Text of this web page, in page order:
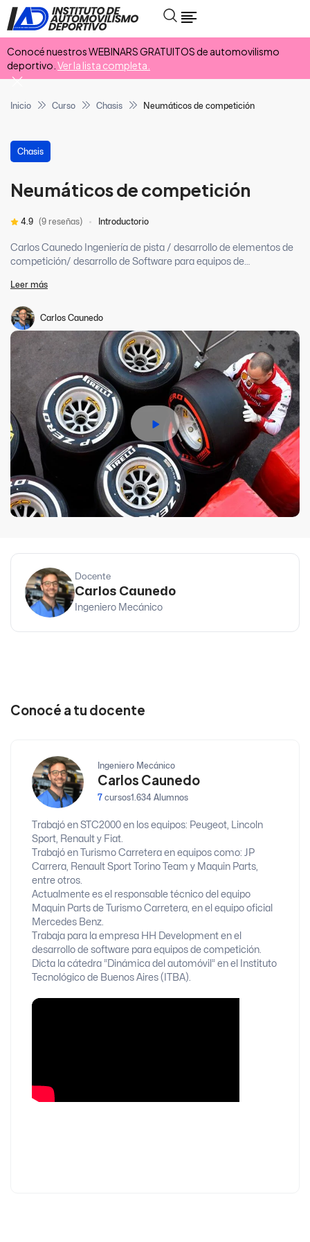
Conocé nuestros WEBINARS GRATUITOS de automovilismo
deportivo. Ver la lista completa.
Inicio Curso Chasis Neumáticos de competición
Chasis
Neumáticos de competición
4.9 (9 reseñas) Introductorio
Carlos Caunedo Ingeniería de pista / desarrollo de elementos de
competición/ desarrollo de Software para equipos de
mucha experiencia en el automovilismo deportivo Argentino,
TC2000. Actualmente es el responsable técnico del equipo
Maquin Part De Turismo Carretera, con los pilotos Jose Manuel
Urcera, German Todino, Esteban Gini y Facundo Ardusso.
Leer más
Carlos Caunedo
Docente
Carlos Caunedo
Ingeniero Mecánico
Conocé a tu docente
Ingeniero Mecánico
Carlos Caunedo
7 cursos1.634 Alumnos
Trabajó en STC2000 en los equipos: Peugeot, Lincoln
Sport, Renault y Fiat.
Trabajó en Turismo Carretera en equipos como: JP
Carrera, Renault Sport Torino Team y Maquin Parts,
entre otros.
Actualmente es el responsable técnico del equipo
Maquin Parts de Turismo Carretera, en el equipo oficial
Mercedes Benz.
Trabaja para la empresa HH Development en el
desarrollo de software para equipos de competición.
Dicta la cátedra “Dinámica del automóvil” en el Instituto
Tecnológico de Buenos Aires (ITBA).